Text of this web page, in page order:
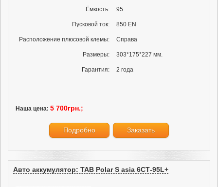
Ёмкость: 95
Пусковой ток: 850 EN
Расположение плюсовой клемы: Справа
Размеры: 303*175*227 мм.
Гарантия: 2 года
Наша цена: 5 700грн.;
Подробно Заказать
Авто аккумулятор: TAB Polar S asia 6СТ-95L+